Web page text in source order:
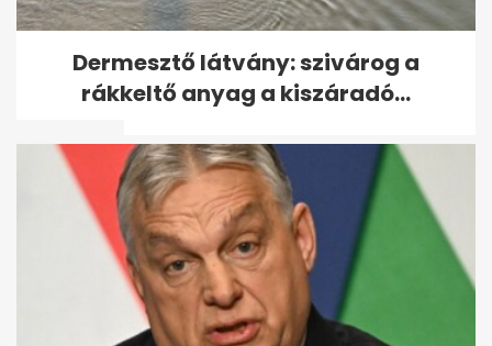
Nánási Pál: ˝Ha beálltak
Nóriba, elküldtem őket
valahova˝
Dermesztő látvány: szivárog a
rákkeltő anyag a kiszáradó...